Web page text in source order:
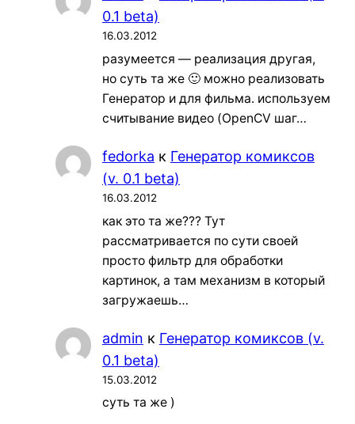
0.1 beta)
16.03.2012
разумеется — реализация другая,
но суть та же 🙂 можно реализовать
Генератор и для фильма. используем
считывание видео (OpenCV шаг…
fedorka к Генератор комиксов
(v. 0.1 beta)
16.03.2012
как это та же??? Тут
рассматривается по сути своей
просто фильтр для обработки
картинок, а там механизм в который
загружаешь…
admin к Генератор комиксов (v.
0.1 beta)
15.03.2012
суть та же )